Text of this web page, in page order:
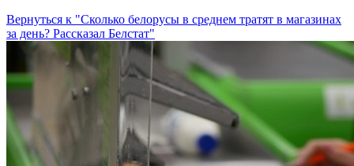
Вернуться к "Сколько белорусы в среднем тратят в магазинах
за день? Рассказал Белстат"